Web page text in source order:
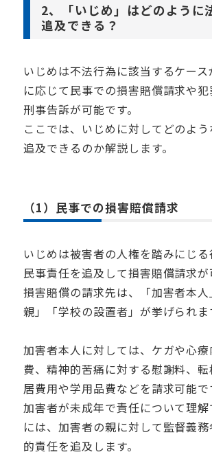
2、「いじめ」はどのように
追及できる？
いじめは不法行為に該当するケー
に応じて民事での損害賠償請求や
刑事告訴が可能です。
ここでは、いじめに対してどのよ
追及できるのか解説します。
（1）民事での損害賠償請求
いじめは被害者の人権を踏みにじる
民事責任を追及して損害賠償請求が
損害賠償の請求先は、「加害者本
親」「学校の設置者」が挙げられま
加害者本人に対しては、ケガや心
費、精神的苦痛に対する慰謝料、
居費用や学用品費などを請求可能で
加害者が未成年で責任について理
には、加害者の親に対して監督義
的責任を追及します。